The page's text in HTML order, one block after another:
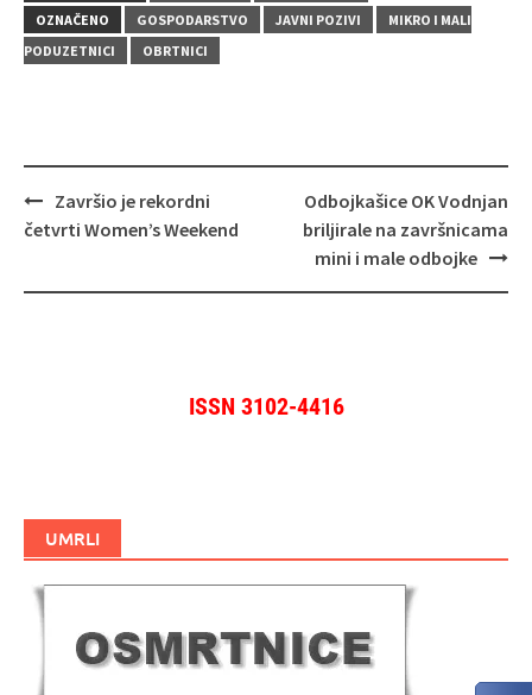
OZNAČENO
GOSPODARSTVO JAVNI POZIVI
MIKRO I MALI
PODUZETNICI
OBRTNICI
Navigacija
objava
Završio je rekordni
četvrti Women’s Weekend
Odbojkašice OK Vodnjan
briljirale na završnicama
mini i male odbojke
ISSN 3102-4416
UMRLI